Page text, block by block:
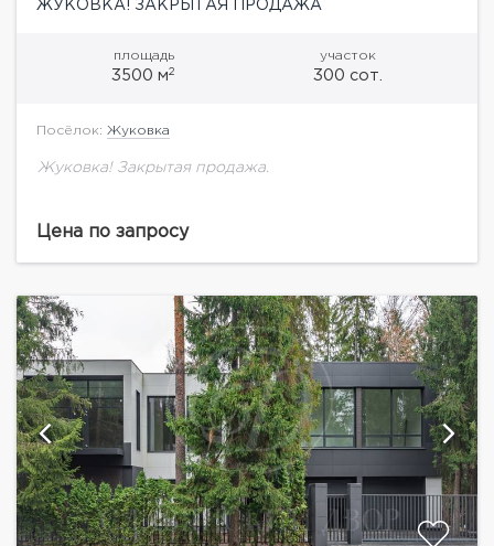
ЖУКОВКА! ЗАКРЫТАЯ ПРОДАЖА
площадь
3500 м2
участок
300 сот.
Посёлок: Жуковка
Жуковка! Закрытая продажа.
Цена по запросу